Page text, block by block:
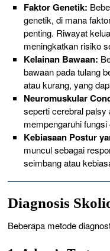
Faktor Genetik:
genetik, di mana
penting. Riwayat
meningkatkan risiko
Kelainan Bawaan:
bawaan pada tulang
atau kurang, yang
Neuromuskular
seperti cerebral
mempengaruhi
Kebiasaan Postur
muncul sebagai
seimbang atau
Diagnosis
Beberapa metode